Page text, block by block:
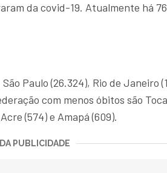
da covid-19. Atualmente há
Paulo (26.324), Rio de Janeiro
com menos óbitos são
(574) e Amapá (609).
PUBLICIDADE